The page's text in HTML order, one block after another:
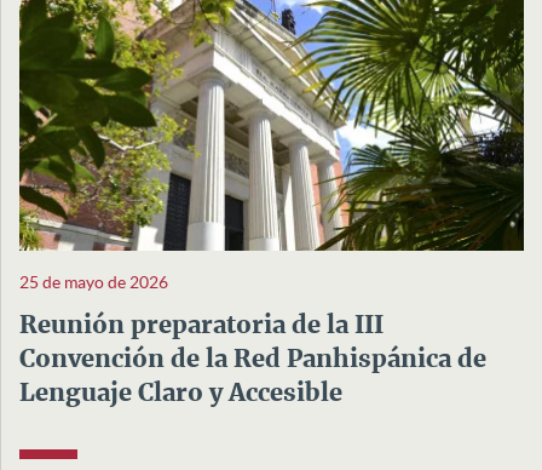
25 de mayo de 2026
Reunión preparatoria de la III
Convención de la Red Panhispánica de
Lenguaje Claro y Accesible